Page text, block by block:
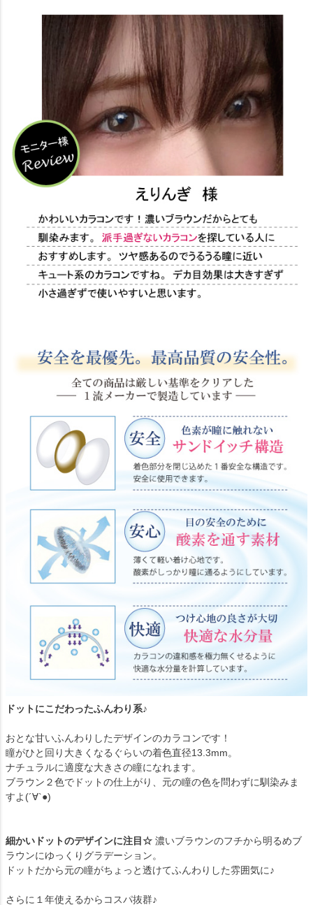
ドットにこだわったふんわり系♪
おとな甘いふんわりしたデザインのカラコンです！
瞳がひと回り大きくなるぐらいの着色直径13.3mm。
ナチュラルに適度な大きさの瞳になれます。
ブラウン２色でドットの仕上がり、元の瞳の色を問わずに馴染みま
すよ(´∀`●)
細かいドットのデザインに注目☆ 濃いブラウンのフチから明るめブ
ラウンにゆっくりグラデーション。
ドットだから元の瞳がちょっと透けてふんわりした雰囲気に♪
さらに１年使えるからコスパ抜群♪